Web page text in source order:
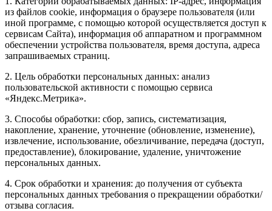
из файлов cookie, информация о браузере пользователя (или
иной программе, с помощью которой осуществляется доступ к
сервисам Сайта), информация об аппаратном и программном
обеспечении устройства пользователя, время доступа, адреса
запрашиваемых страниц.
2. Цель обработки персональных данных: анализ
пользовательской активности с помощью сервиса
«Яндекс.Метрика».
3. Способы обработки: сбор, запись, систематизация,
накопление, хранение, уточнение (обновление, изменение),
извлечение, использование, обезличивание, передача (доступ,
предоставление), блокирование, удаление, уничтожение
персональных данных.
4. Срок обработки и хранения: до получения от субъекта
персональных данных требования о прекращении обработки/
отзыва согласия.